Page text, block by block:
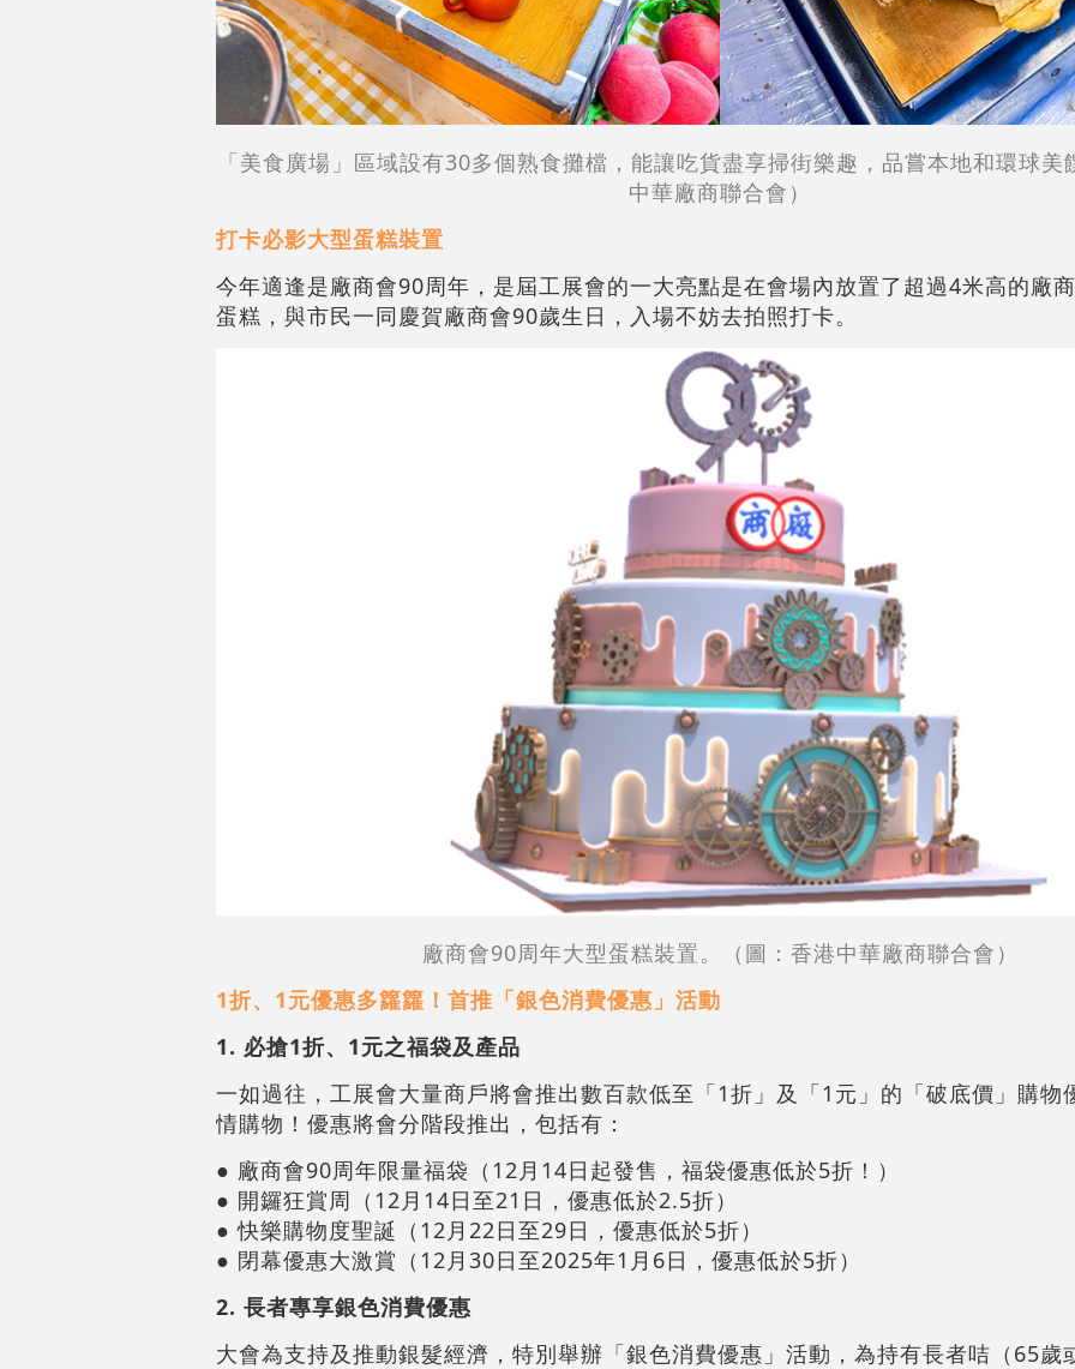
「美食廣場」區域設有30多個熟食攤檔，能讓吃貨盡享掃街樂趣，品嘗本地和環球美
中華廠商聯合會）
打卡必影大型蛋糕裝置
今年適逢是廠商會90周年，是屆工展會的一大亮點是在會場內放置了超過4米高的廠
蛋糕，與市民一同慶賀廠商會90歲生日，入場不妨去拍照打卡。
廠商會90周年大型蛋糕裝置。（圖：香港中華廠商聯合會）
1折、1元優惠多籮籮！首推「銀色消費優惠」活動
1. 必搶1折、1元之福袋及產品
一如過往，工展會大量商戶將會推出數百款低至「1折」及「1元」的「破底價」購物
情購物！優惠將會分階段推出，包括有：
● 廠商會90周年限量福袋（12月14日起發售，福袋優惠低於5折！）
● 開鑼狂賞周（12月14日至21日，優惠低於2.5折）
● 快樂購物度聖誕（12月22日至29日，優惠低於5折）
● 閉幕優惠大激賞（12月30日至2025年1月6日，優惠低於5折）
2. 長者專享銀色消費優惠
大會為支持及推動銀髮經濟，特別舉辦「銀色消費優惠」活動，為持有長者咭（65歲